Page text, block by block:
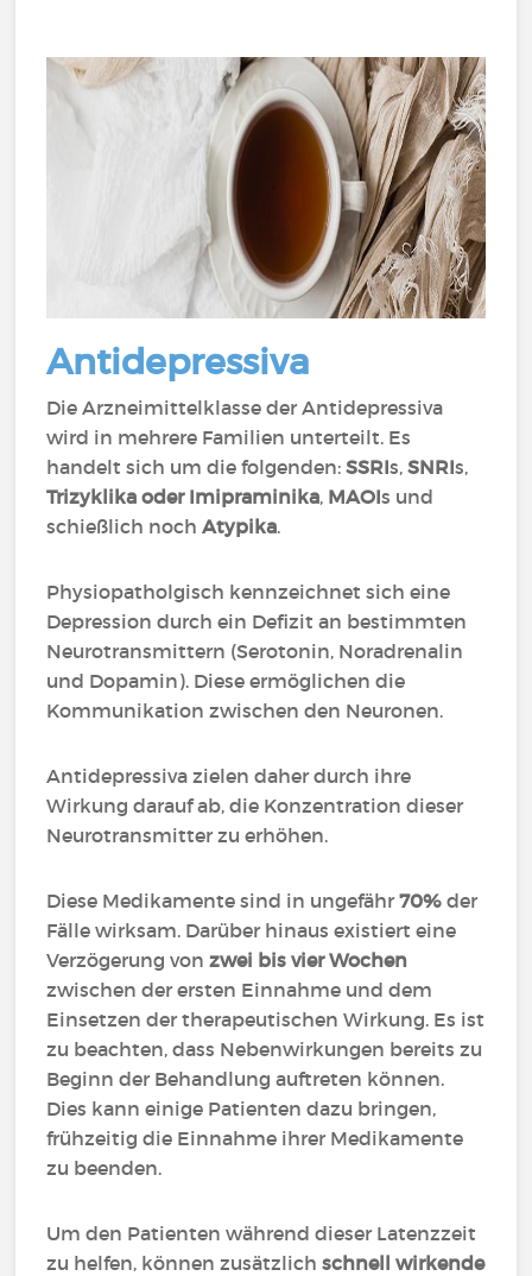
Antidepressiva
Die Arzneimittelklasse der Antidepressiva
wird in mehrere Familien unterteilt. Es
handelt sich um die folgenden: SSRIs, SNRIs,
Trizyklika oder Imipraminika, MAOIs und
schießlich noch Atypika.
Physiopatholgisch kennzeichnet sich eine
Depression durch ein Defizit an bestimmten
Neurotransmittern (Serotonin, Noradrenalin
und Dopamin). Diese ermöglichen die
Kommunikation zwischen den Neuronen.
Antidepressiva zielen daher durch ihre
Wirkung darauf ab, die Konzentration dieser
Neurotransmitter zu erhöhen.
Diese Medikamente sind in ungefähr 70% der
Fälle wirksam. Darüber hinaus existiert eine
Verzögerung vonzwei bis vier Wochen
zwischen der ersten Einnahme und dem
Einsetzen der therapeutischen Wirkung. Es ist
zu beachten, dass Nebenwirkungen bereits zu
Beginn der Behandlung auftreten können.
Dies kann einige Patienten dazu bringen,
frühzeitig die Einnahme ihrer Medikamente
zu beenden.
Um den Patienten während dieser Latenzzeit
zu helfen, können zusätzlichschnell wirkende